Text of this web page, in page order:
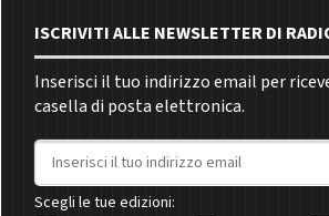
ISCRIVITI ALLE NEWSLETTER DI
Inserisci il tuo indirizzo email per
casella di posta elettronica.
Indirizzo email
Scegli le tue edizioni: